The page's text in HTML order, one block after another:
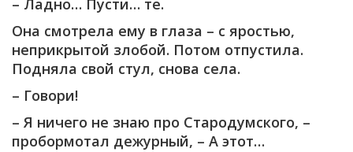
– Ладно… Пусти… те.
Она смотрела ему в глаза – с яростью,
неприкрытой злобой. Потом отпустила.
Подняла свой стул, снова села.
– Говори!
– Я ничего не знаю про Стародумского, –
пробормотал дежурный, – А этот…